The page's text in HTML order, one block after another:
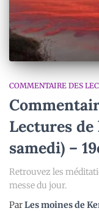
COMMENTAIRE DES
Lectures de
samedi) –
Retrouvez les
messe du jour.
ParLes moines de